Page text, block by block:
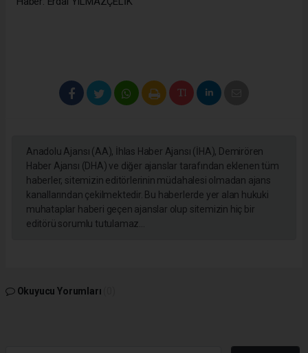
Anadolu Ajansı (AA), İhlas Haber Ajansı (İHA), Demirören
Haber Ajansı (DHA) ve diğer ajanslar tarafından eklenen tüm
haberler, sitemizin editörlerinin müdahalesi olmadan ajans
kanallarından çekilmektedir. Bu haberlerde yer alan hukuki
muhataplar haberi geçen ajanslar olup sitemizin hiç bir
editörü sorumlu tutulamaz...
Okuyucu Yorumları